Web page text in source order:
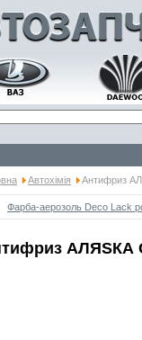
Автохімія Антифриз
Фарба-аерозоль Deco Lack
АЛЯSКА